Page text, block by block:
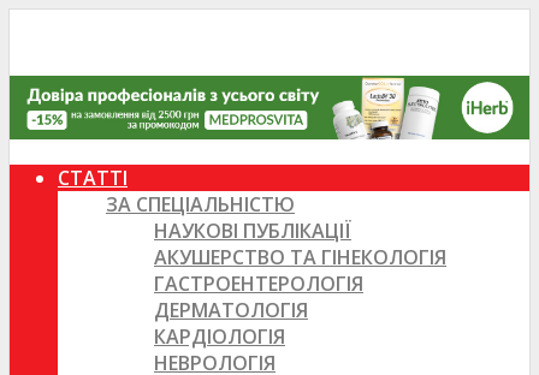
СТАТТІ
ЗА СПЕЦІАЛЬНІСТЮ
НАУКОВІ ПУБЛІКАЦІЇ
АКУШЕРСТВО ТА ГІНЕКОЛОГІЯ
ГАСТРОЕНТЕРОЛОГІЯ
ДЕРМАТОЛОГІЯ
КАРДІОЛОГІЯ
НЕВРОЛОГІЯ